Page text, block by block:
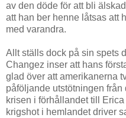
av den döde för att bli
att han ber henne låtsas att
med varandra.
Allt ställs dock på sin spets
Changez inser att hans
glad över att amerikanerna
påföljande utstötningen
krisen i förhållandet till
krigshot i hemlandet driver